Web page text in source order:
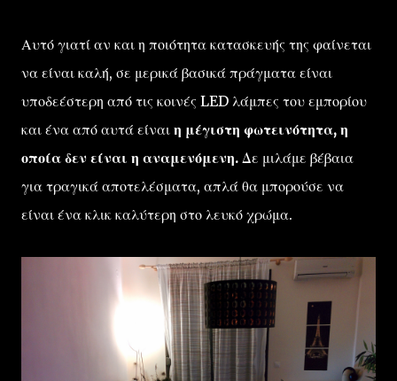
Αυτό γιατί αν και η ποιότητα κατασκευής της φαίνεται
να είναι καλή, σε μερικά βασικά πράγματα είναι
υποδεέστερη από τις κοινές LED λάμπες του εμπορίου
και ένα από αυτά είναι η μέγιστη φωτεινότητα, η
οποία δεν είναι η αναμενόμενη. Δε μιλάμε βέβαια
για τραγικά αποτελέσματα, απλά θα μπορούσε να
είναι ένα κλικ καλύτερη στο λευκό χρώμα.